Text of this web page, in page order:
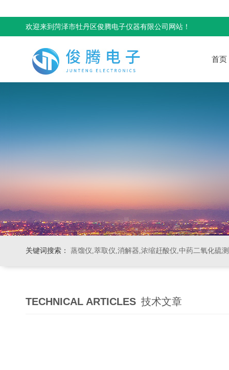
欢迎来到菏泽市牡丹区俊腾电子仪器有限公司网站！
首页
关键词搜索： 蒸馏仪,萃取仪,消解器,浓缩赶酸仪,中药二氧化硫
TECHNICAL ARTICLES 技术文章